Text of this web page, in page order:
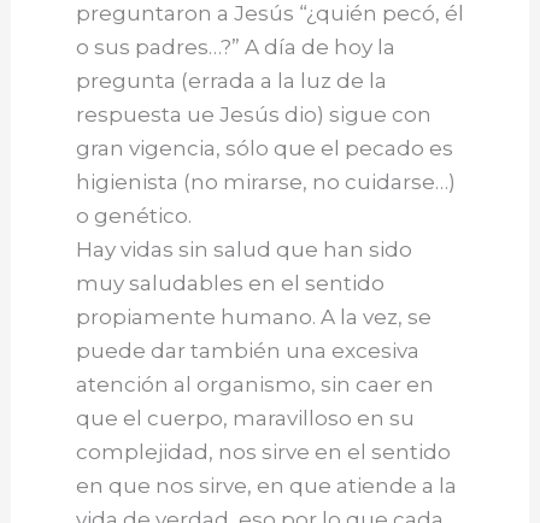
preguntaron a Jesús “¿quién pecó, él
o sus padres…?” A día de hoy la
pregunta (errada a la luz de la
respuesta ue Jesús dio) sigue con
gran vigencia, sólo que el pecado es
higienista (no mirarse, no cuidarse…)
o genético.
Hay vidas sin salud que han sido
muy saludables en el sentido
propiamente humano. A la vez, se
puede dar también una excesiva
atención al organismo, sin caer en
que el cuerpo, maravilloso en su
complejidad, nos sirve en el sentido
en que nos sirve, en que atiende a la